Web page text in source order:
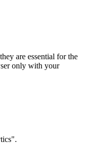
are essential for the
only with your